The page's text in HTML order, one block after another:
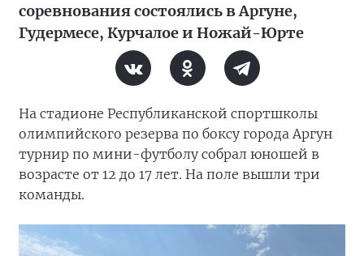
соревнования состоялись в Аргуне,
Гудермесе, Курчалое и Ножай-Юрте
На стадионе Республиканской спортшколы
олимпийского резерва по боксу города Аргун
турнир по мини-футболу собрал юношей в
возрасте от 12 до 17 лет. На поле вышли три
команды.